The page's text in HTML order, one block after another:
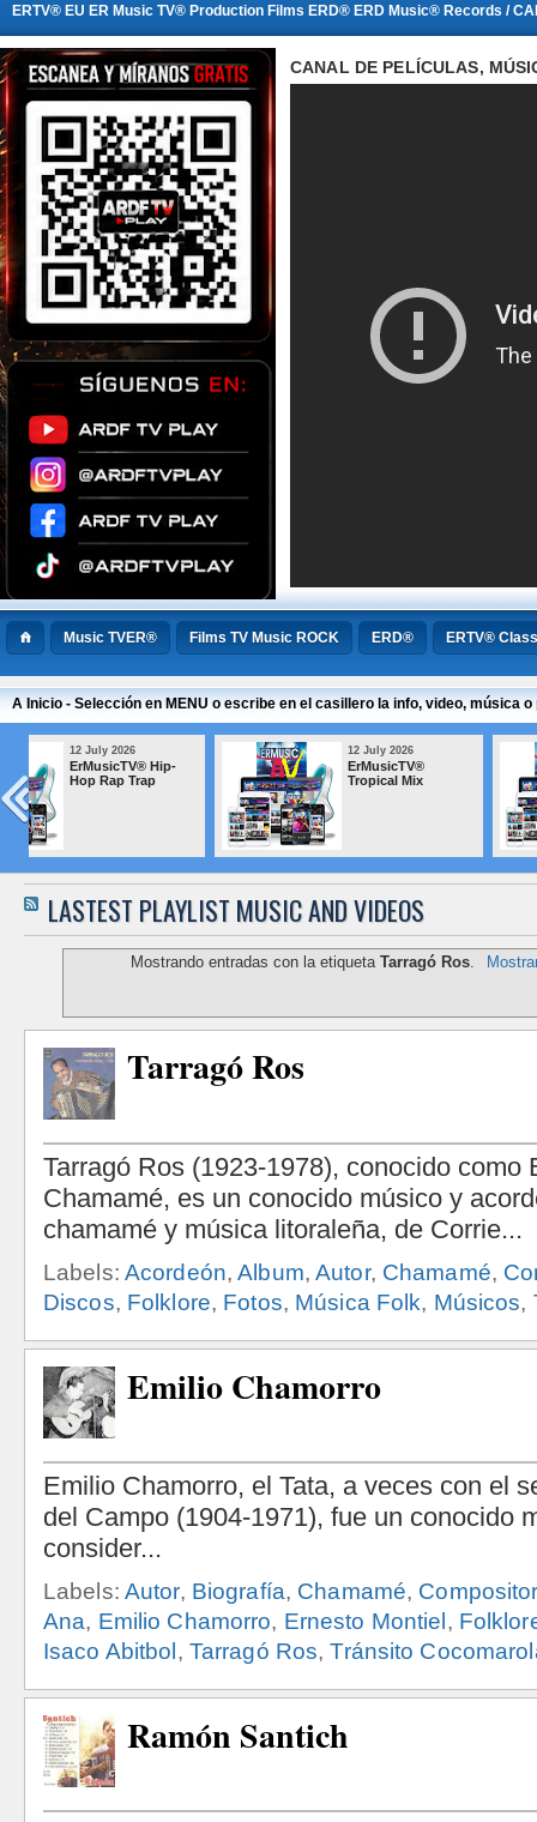
ERTV® EU ER Music TV® Production Films ERD® ERD Music® Records /
CANAL DE PELÍCULAS,
Music TVER® Films TV Music ROCK ERD® ERTV®
A Inicio - Selección en MENU o escribe en el casillero la info, video, música
ErMusicTV® Studio
Recording Sessions
LASTEST PLAYLIST MUSIC AND VIDEOS
Mostrando entradas con la etiquetaTarragó Ros
Tarragó Ros
Labels: Acordeón,Album,Autor, Chamamé,
Discos, Folklore, Fotos, Música Folk, Músicos,
Emilio Chamorro
Labels: Autor, Biografía, Chamamé, Compositor
Ana, Emilio Chamorro, Ernesto Montiel ,
Isaco Abitbol , Tarragó Ros,Tránsito
Ramón Santich